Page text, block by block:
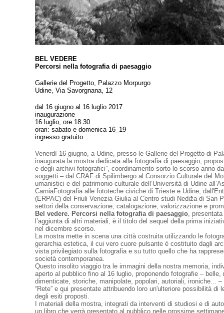
BEL VEDERE
Percorsi nella fotografia di paesaggio
Gallerie del Progetto, Palazzo Morpurgo
Udine, Via Savorgnana, 12
dal 16 giugno al 16 luglio 2017
inaugurazione
16 luglio, ore 18.30
orari: sabato e domenica 16_19
ingresso gratuito
Venerdì 16 giugno, a Udine, presso le Gallerie del Progetto di
inaugurata la mostra dedicata alla fotografia di paesaggio,
e degli archivi fotografici”, coordinamento sorto lo scorso anno
soggetti – dal CRAF di Spilimbergo al Consorzio Culturale del
umanistici e del patrimonio culturale dell’Università di Udine
CarniaFotografia alle fototeche civiche di Trieste e Udine,
(ERPAC) del Friuli Venezia Giulia al Centro studi Nediža di San
settori della conservazione, catalogazione, valorizzazione e
Bel vedere. Percorsi nella fotografia di paesaggio ,
l’aggiunta di altri materiali, è il titolo del sequel della prima
nel dicembre scorso.
La mostra mette in scena una città costruita utilizzando le
gerarchia estetica, il cui vero cuore pulsante è costituito dagli
vista privilegiato sulla fotografia e su tutto quello che ha
società contemporanea.
Questo insolito viaggio tra le immagini della nostra memoria,
aperto al pubblico fino al 16 luglio, proponendo fotografie –
dimenticate, storiche, manipolate, popolari, autoriali, ironiche...
“Rete” e qui presentate attribuendo loro un'ulteriore possibilità di
degli esiti proposti.
I materiali della mostra, integrati da interventi di studiosi e di
un libro che verrà presentato al pubblico nelle prossime